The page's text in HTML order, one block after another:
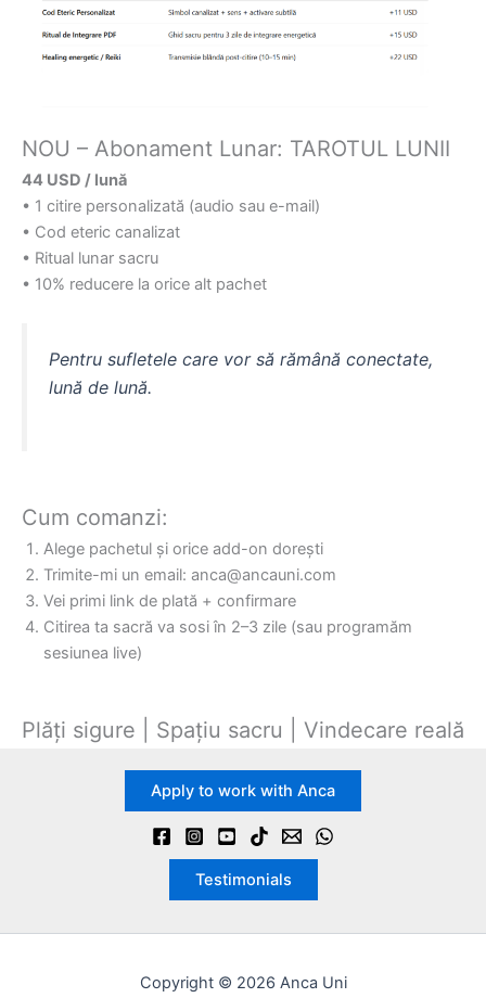
NOU – Abonament Lunar: TAROTUL LUNII
44 USD / lună
• 1 citire personalizată (audio sau e-mail)
• Cod eteric canalizat
• Ritual lunar sacru
• 10% reducere la orice alt pachet
Pentru sufletele care vor să rămână conectate,
lună de lună.
Cum comanzi:
Alege pachetul și orice add-on dorești
Trimite-mi un email: anca@ancauni.com
Vei primi link de plată + confirmare
Citirea ta sacră va sosi în 2–3 zile (sau programăm
sesiunea live)
Plăți sigure | Spațiu sacru | Vindecare reală
Apply to work with Anca
Testimonials
Copyright © 2026 Anca Uni